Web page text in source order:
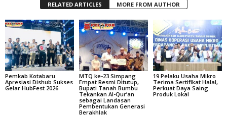
RELATED ARTICLES MORE FROM AUTHOR
Pemkab Kotabaru
Apresiasi Dishub Sukses
Gelar HubFest 2026
MTQ ke-23 Simpang
Empat Resmi Ditutup,
Bupati Tanah Bumbu
Tekankan Al-Qur’an
sebagai Landasan
Pembentukan Generasi
Berakhlak
19 Pelaku Usaha Mikro
Terima Sertifikat Halal,
Perkuat Daya Saing
Produk Lokal